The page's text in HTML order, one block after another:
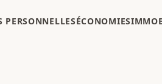
PERSONNELLESÉCONOMIES